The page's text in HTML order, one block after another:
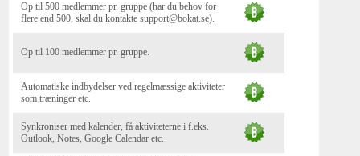
Op til 500 medlemmer pr. gruppe (har du behov for
flere end 500, skal du kontakte support@bokat.se).
Op til 100 medlemmer pr. gruppe.
Automatiske indbydelser ved regelmæssige aktiviteter
som træninger etc.
Synkroniser med kalender, få aktiviteterne i f.eks.
Outlook, Notes, Google Calendar etc.